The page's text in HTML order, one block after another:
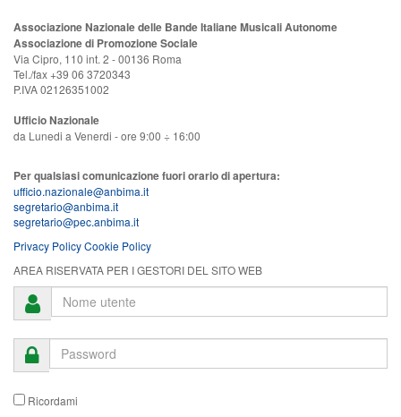
Associazione Nazionale delle Bande Italiane Musicali Autonome
Associazione di Promozione Sociale
Via Cipro, 110 int. 2 - 00136 Roma
Tel./fax +39 06 3720343
P.IVA 02126351002
Ufficio Nazionale
da Lunedi a Venerdi - ore 9:00 ÷ 16:00
Per qualsiasi comunicazione fuori orario di apertura:
ufficio.nazionale@anbima.it
segretario@anbima.it
segretario@pec.anbima.it
Privacy PolicyCookie Policy
AREA RISERVATA PER I GESTORI DEL SITO WEB
Ricordami